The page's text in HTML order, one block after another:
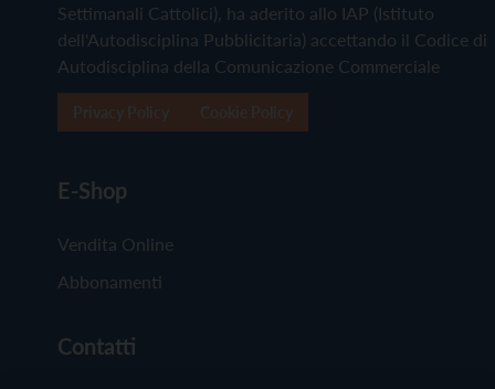
Settimanali Cattolici), ha aderito allo IAP (Istituto
dell'Autodisciplina Pubblicitaria) accettando il Codice di
Autodisciplina della Comunicazione Commerciale
E-Shop
Vendita Online
Abbonamenti
Contatti